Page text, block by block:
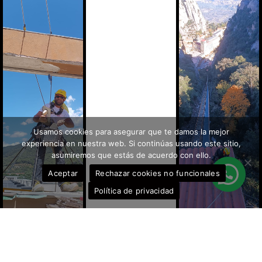
Usamos cookies para asegurar que te damos la mejor
experiencia en nuestra web. Si continúas usando este sitio,
asumiremos que estás de acuerdo con ello.
Aceptar
Rechazar cookies no funcionales
Política de privacidad